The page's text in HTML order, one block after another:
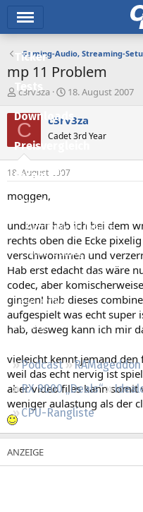
Ticker
Tests
Downloads
Preisvergleich
Forum
Aktuelles
Empfohlene Inhalte
Neue Beiträge
Neueste Aktivitäten
Leserartikel
Regeln
Podcast RAMageddon
RX 9000 „Deals“
CPU-Rangliste
Gaming-Audio, Streaming-
mp 11 Problem
E
s
t
e
e
r
c3rv3za
E
s
e
l
t
18. August 2007
C c3rv3za
Cadet 3rd Year
18. August 2007
moggen,
undzwar hab ich bei dem
rechts oben die Ecke
verschwommen und
Hab erst edacht das wäre
codec, aber
gingen! hab dieses
aufgespielt was echt super
hab, desweg kann ich mir
vieleicht kennt jemand
weil das echt nervig ist
aber video files kann
weniger aulastung als der